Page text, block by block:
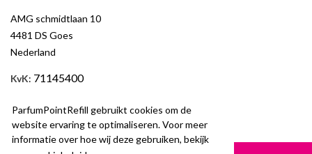
ParfumPointRefill gebruikt cookies om de
website ervaring te optimaliseren. Voor meer
informatie over hoe wij deze gebruiken, bekijk
AMG schmidtlaan 10
4481 DS Goes
Nederland
KvK: 71145400